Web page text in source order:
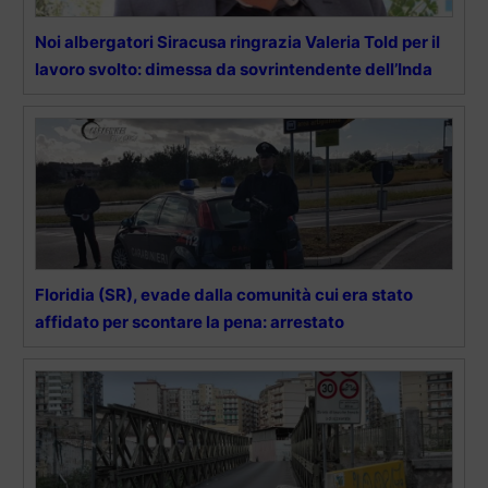
Noi albergatori Siracusa ringrazia Valeria Told per il
lavoro svolto: dimessa da sovrintendente dell’Inda
Floridia (SR), evade dalla comunità cui era stato
affidato per scontare la pena: arrestato